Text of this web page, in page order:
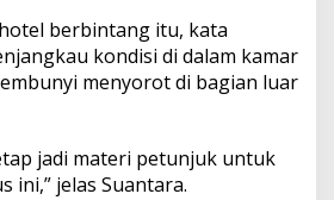
berbintang itu, kata
kondisi di dalam kamar
menyorot di bagian luar
jadi materi petunjuk untuk
ini,” jelas Suantara.